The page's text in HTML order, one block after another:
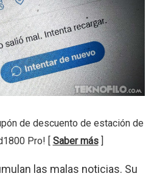
de descuento de estación de
Pro! [ Saber más]
las malas noticias. Su